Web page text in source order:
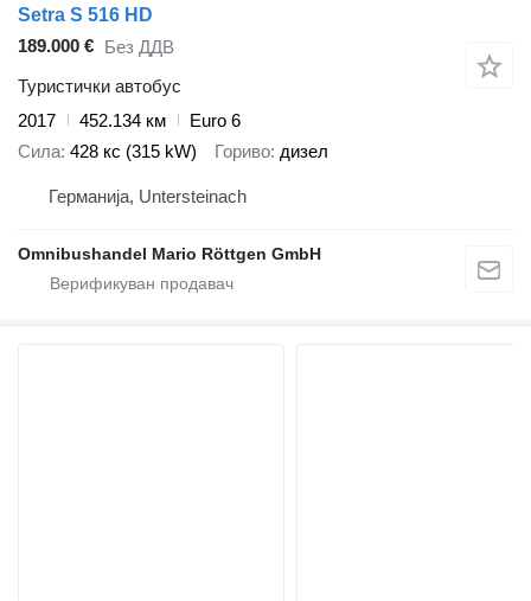
Setra S 516 HD
189.000 € Без ДДВ
Туристички автобус
2017
452.134 км
Euro 6
Сила 428 кс (315 kW) Гориво дизел
Германија, Untersteinach
Omnibushandel Mario Röttgen GmbH